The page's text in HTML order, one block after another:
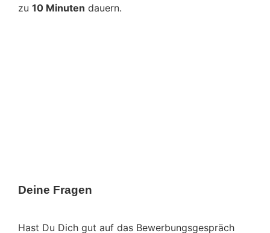
zu 10 Minuten dauern.
Deine Fragen
Hast Du Dich gut auf das Bewerbungsgespräch